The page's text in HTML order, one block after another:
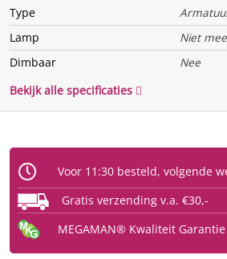
Type
Lamp
Niet
Dimbaar
Nee
Bekijk alle specificaties
Voor 11:30 besteld, volgende
Gratis verzending v.a. €30,-
MEGAMAN® Kwaliteit Garantie